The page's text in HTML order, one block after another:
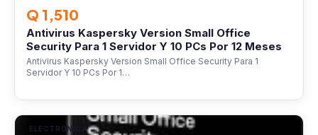
Q 1,510
Antivirus Kaspersky Version Small Office
Security Para 1 Servidor Y 10 PCs Por 12 Meses
Antivirus Kaspersky Version Small Office Security Para 1
Servidor Y 10 PCs Por 1…
ELECTRÓNICA